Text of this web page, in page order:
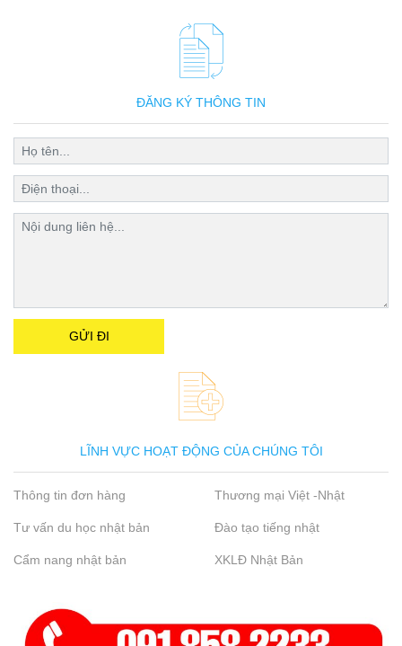
ĐĂNG KÝ THÔNG TIN
LĨNH VỰC HOẠT ĐỘNG CỦA CHÚNG TÔI
Thông tin đơn hàng Thương mại Việt -Nhật
Tư vấn du học nhật bản Đào tạo tiếng nhật
Cẩm nang nhật bản XKLĐ Nhật Bản